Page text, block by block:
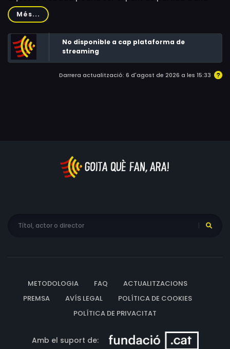
gran amistat. En canvi, Paul Marteau ho veu com una
possibilitat de destruir la imatge de felicitat perfecta
que representa Georges.
Més...
No disponible a cap plataforma de
streaming
Darrera actualització: 6 d'agost de 2026 a les 15:33
METODOLOGIA FAQ
ACTUALITZACIONS
PREMSA
AVÍS LEGAL
POLÍTICA DE COOKIES
POLÍTICA DE PRIVACITAT
Amb el suport de: